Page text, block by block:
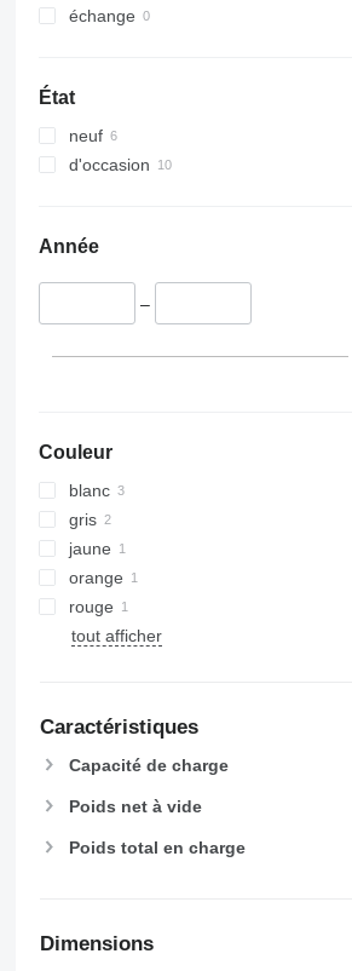
échange
État
neuf
d'occasion
Année
–
Couleur
blanc
gris
jaune
orange
rouge
tout afficher
Caractéristiques
Capacité de charge
Poids net à vide
Poids total en charge
Dimensions